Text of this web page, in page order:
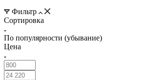
Фильтр
Сортировка
По популярности (убывание)
Цена